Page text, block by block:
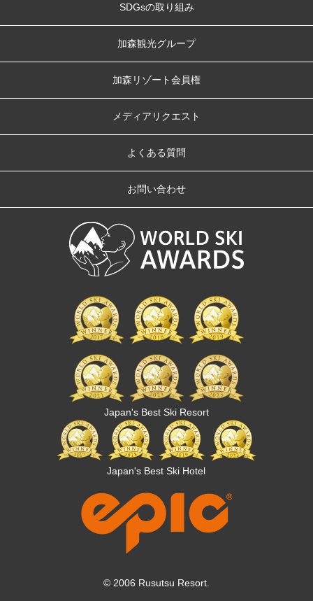
Japan's Best Ski Resort
Japan's Best Ski Hotel
SDGsの取り組み
加森観光グループ
加森リゾート会員権
メディアリクエスト
よくある質問
お問い合わせ
© 2006 Rusutsu Resort.